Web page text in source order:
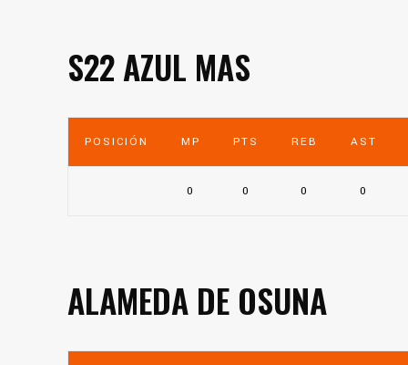
S22 AZUL MAS
POSICIÓN MP PTS REB AST
0 0 0 0
ALAMEDA DE OSUNA